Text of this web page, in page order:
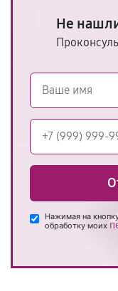
Не
Нажимая на
обработку моих